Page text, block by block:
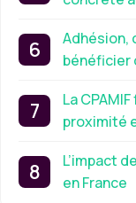
Adhésion,
bénéficier
La
proximité
L’impact
en France